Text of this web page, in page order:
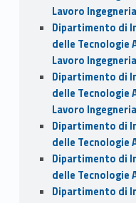
Lavoro
Dipartimento di
delle
Lavoro
Dipartimento di
delle
Lavoro
Dipartimento di
delle Tecnologie
Dipartimento di
delle Tecnologie
Dipartimento di